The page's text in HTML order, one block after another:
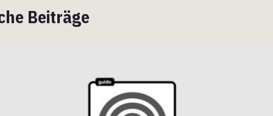
Beiträge